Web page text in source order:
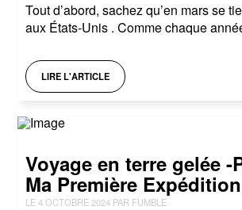
Tout d’abord, sachez qu’en mars se
aux États-Unis . Comme chaque
LIRE L'ARTICLE
Voyage en terre gelée -
Ma Première Expédition
LE 4 OCTOBRE 2024 PAR FUMBLE